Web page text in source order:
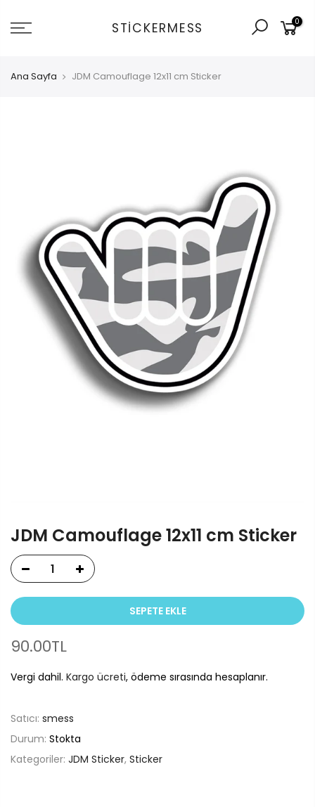
git
STICKERMESS 0
Ana Sayfa JDM Camouflage 12x11 cm Sticker
JDM Camouflage 12x11 cm Sticker
SEPETE EKLE
90.00TL
Vergi dahil. Kargo ücreti, ödeme sırasında hesaplanır.
Satıcı: smess
Durum: Stokta
Kategoriler: JDM Sticker, Sticker